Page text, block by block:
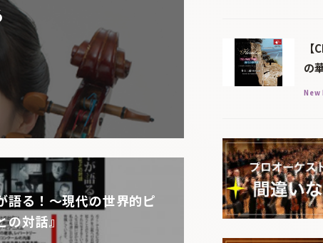
語る！〜現代の世界的ピ
の対話』
の